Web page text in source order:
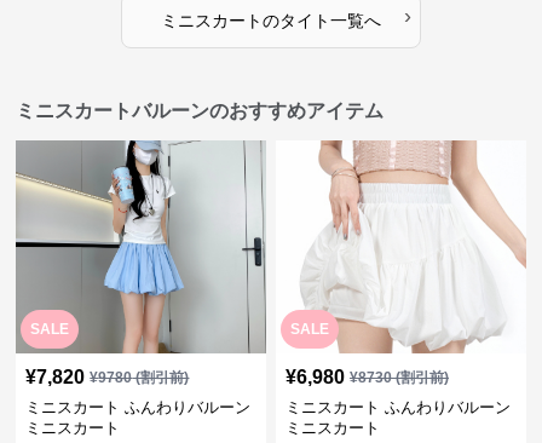
ミニスカートのタイト一覧へ ›
ミニスカートバルーンのおすすめアイテム
SALE
¥7,820 ¥9780(割引前)
ミニスカート ふんわりバルーン
ミニスカート
SALE
¥6,980 ¥8730(割引前)
ミニスカート ふんわりバルーン
ミニスカート